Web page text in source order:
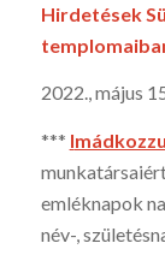
Hirdetések
2022., május
*** I
emléknapok
név-,